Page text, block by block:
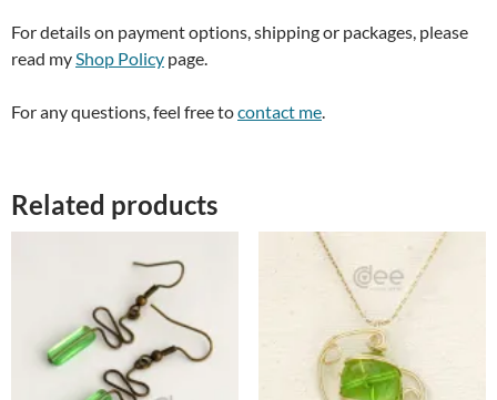
For details on payment options, shipping or packages, please
read my Shop Policy page.
For any questions, feel free tocontact me
Related products